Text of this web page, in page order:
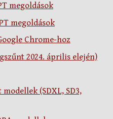
megoldások
megoldások
Chrome-hoz
2024. április elején)
(SDXL, SD3,